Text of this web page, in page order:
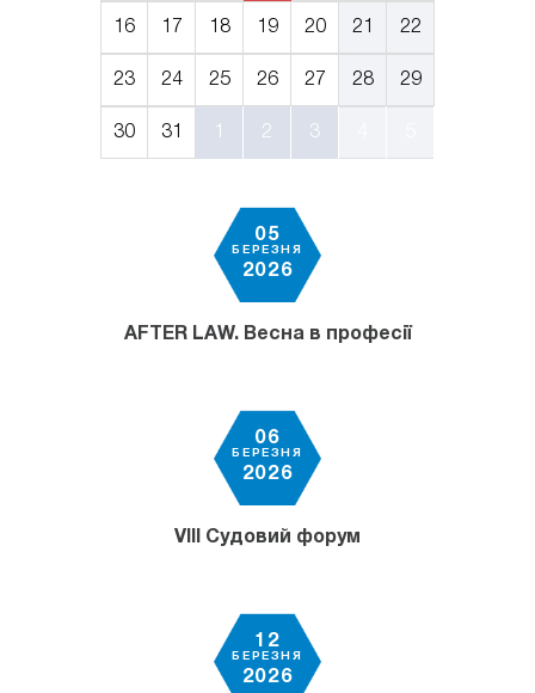
16 17 18 19 20 21 22
23 24 25 26 27 28 29
30 31 1 2 3
05
БЕРЕЗНЯ
2026
AFTER LAW. Весна в професії
06
БЕРЕЗНЯ
2026
VІІІ Судовий форум
12
БЕРЕЗНЯ
2026